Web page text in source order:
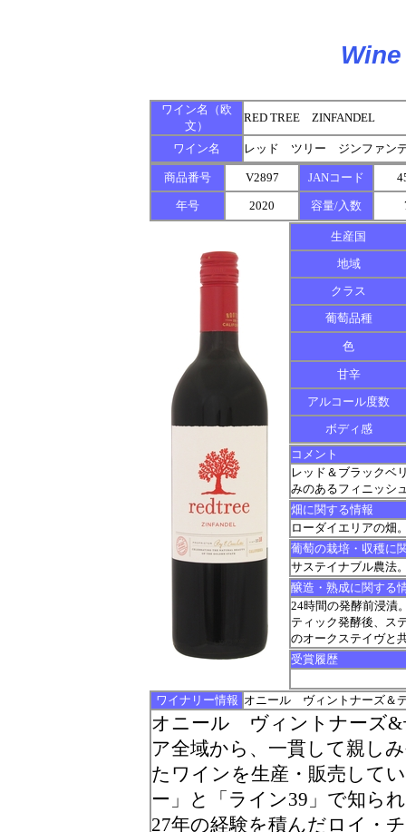
ワイン名（欧
文）
RED TREE ZINFANDEL
ワイン名 レッド ツリー ジンファン
商品番号 V2897 JANコード
年号 2020 容量/入数
生産国
地域
クラス
葡萄品種
色
甘辛
アルコール度数
ボディ感
コメント
レッド＆ブラックベ
みのあるフィニッシ
畑に関する情報
ローダイエリアの畑
葡萄の栽培・収穫に
サステイナブル農法
醸造・熟成に関する
24時間の発酵前浸漬
ティック発酵後、ス
のオークステイヴと
受賞履歴
ワイナリー情報 オニール ヴィントナーズ＆
オニール ヴィントナーズ&
ア全域から、一貫して親し
たワインを生産・販売して
ー」と「ライン39」で知ら
27年の経験を積んだロイ・